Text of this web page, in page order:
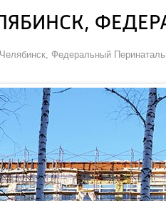
Челябинск, Федеральный